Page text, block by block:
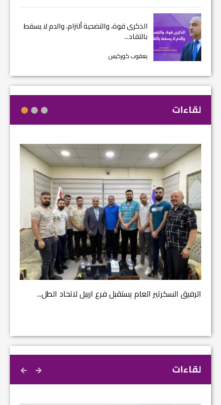
الذكرى قوة، والتضحية ألتزام، والدم لا يسقط
بالتقاد...
يعقوب كوركيس
لقاءات
الرفيق السكرتير العام يستقبل فرع اربيل لاتحاد الطل...
لقاءات